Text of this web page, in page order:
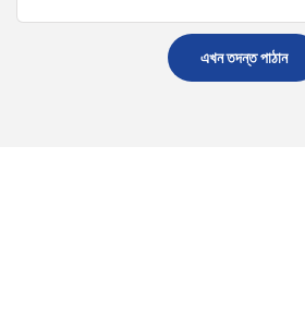
এখন তদন্ত পাঠান